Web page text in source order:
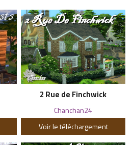
2 Rue de Finchwick
Chanchan24
Voir le téléchargement